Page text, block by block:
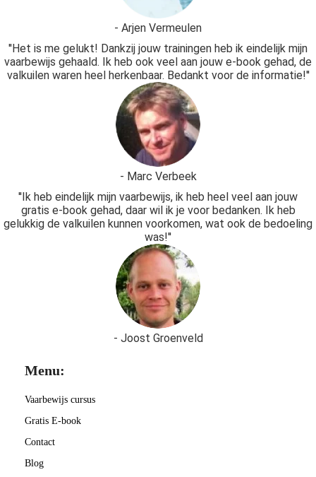
- Arjen Vermeulen
''Het is me gelukt! Dankzij jouw trainingen heb ik eindelijk mijn
vaarbewijs gehaald. Ik heb ook veel aan jouw e-book gehad, de
valkuilen waren heel herkenbaar. Bedankt voor de informatie!''
- Marc Verbeek
''Ik heb eindelijk mijn vaarbewijs, ik heb heel veel aan jouw
gratis e-book gehad, daar wil ik je voor bedanken. Ik heb
gelukkig de valkuilen kunnen voorkomen, wat ook de bedoeling
was!''
- Joost Groenveld
Menu:
Vaarbewijs cursus
Gratis E-book
Contact
Blog